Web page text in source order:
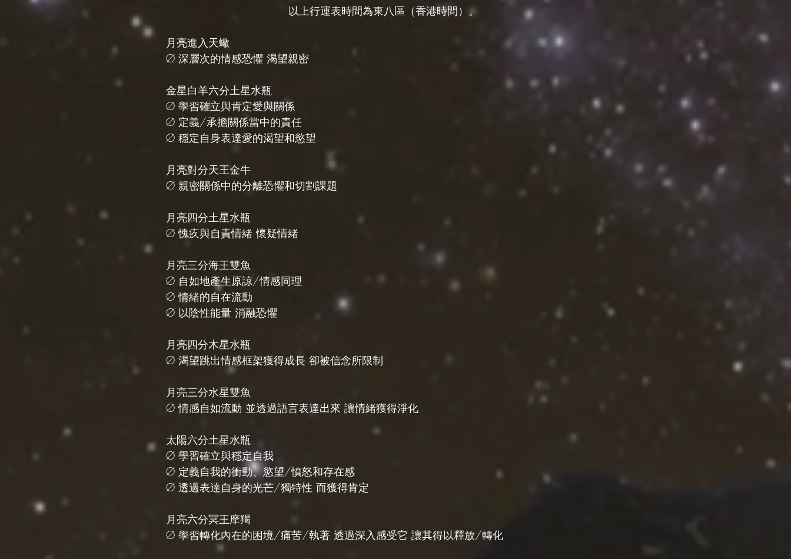
以上行運表時間為東八區（香港時間）。
月亮進入天蠍
Ø 深層次的情感恐懼 渴望親密
金星白羊六分土星水瓶
Ø 學習確立與肯定愛與關係
Ø 定義/承擔關係當中的責任
Ø 穩定自身表達愛的渴望和慾望
月亮對分天王金牛
Ø 親密關係中的分離恐懼和切割課題
月亮四分土星水瓶
Ø 愧疚與自責情緒 懷疑情緒
月亮三分海王雙魚
Ø 自如地產生原諒/情感同理
Ø 情緒的自在流動
Ø 以陰性能量 消融恐懼
月亮四分木星水瓶
Ø 渴望跳出情感框架獲得成長 卻被信念所限制
月亮三分水星雙魚
Ø 情感自如流動 並透過語言表達出來 讓情緒獲得淨化
太陽六分土星水瓶
Ø 學習確立與穩定自我
Ø 定義自我的衝動、慾望/憤怒和存在感
Ø 透過表達自身的光芒/獨特性 而獲得肯定
月亮六分冥王摩羯
Ø 學習轉化內在的困境/痛苦/執著 透過深入感受它 讓其得以釋放/轉化